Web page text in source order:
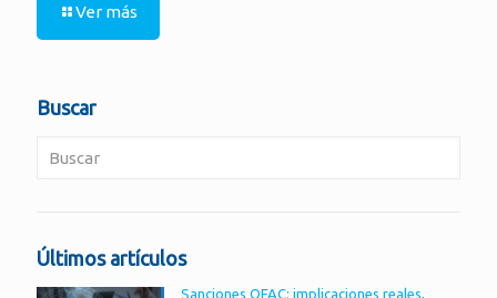
Ver más
Buscar
Últimos artículos
Sanciones OFAC: implicaciones reales,